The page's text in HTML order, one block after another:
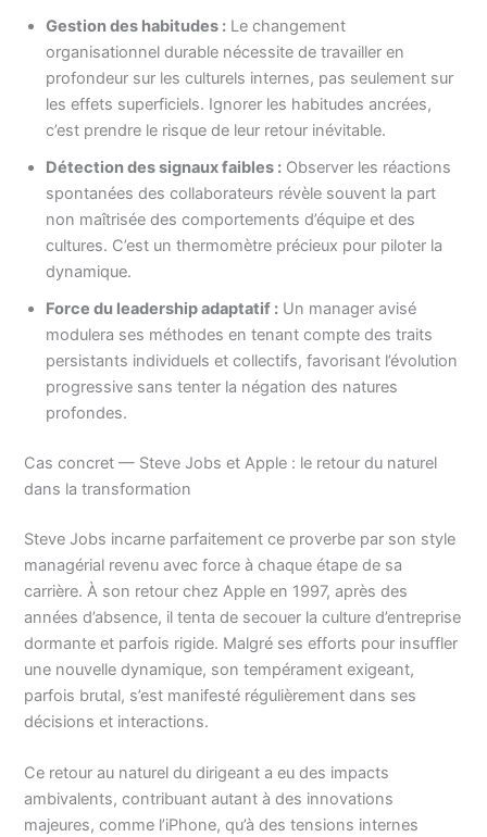
Gestion des habitudes : Le changement
organisationnel durable nécessite de travailler en
profondeur sur les culturels internes, pas seulement sur
les effets superficiels. Ignorer les habitudes ancrées,
c’est prendre le risque de leur retour inévitable.
Détection des signaux faibles : Observer les réactions
spontanées des collaborateurs révèle souvent la part
non maîtrisée des comportements d’équipe et des
cultures. C’est un thermomètre précieux pour piloter la
dynamique.
Force du leadership adaptatif : Un manager avisé
modulera ses méthodes en tenant compte des traits
persistants individuels et collectifs, favorisant l’évolution
progressive sans tenter la négation des natures
profondes.
Cas concret — Steve Jobs et Apple : le retour du naturel
dans la transformation
Steve Jobs incarne parfaitement ce proverbe par son style
managérial revenu avec force à chaque étape de sa
carrière. À son retour chez Apple en 1997, après des
années d’absence, il tenta de secouer la culture d’entreprise
dormante et parfois rigide. Malgré ses efforts pour insuffler
une nouvelle dynamique, son tempérament exigeant,
parfois brutal, s’est manifesté régulièrement dans ses
décisions et interactions.
Ce retour au naturel du dirigeant a eu des impacts
ambivalents, contribuant autant à des innovations
majeures, comme l’iPhone, qu’à des tensions internes